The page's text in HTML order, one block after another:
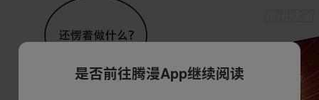
是否前往腾漫App继续阅读